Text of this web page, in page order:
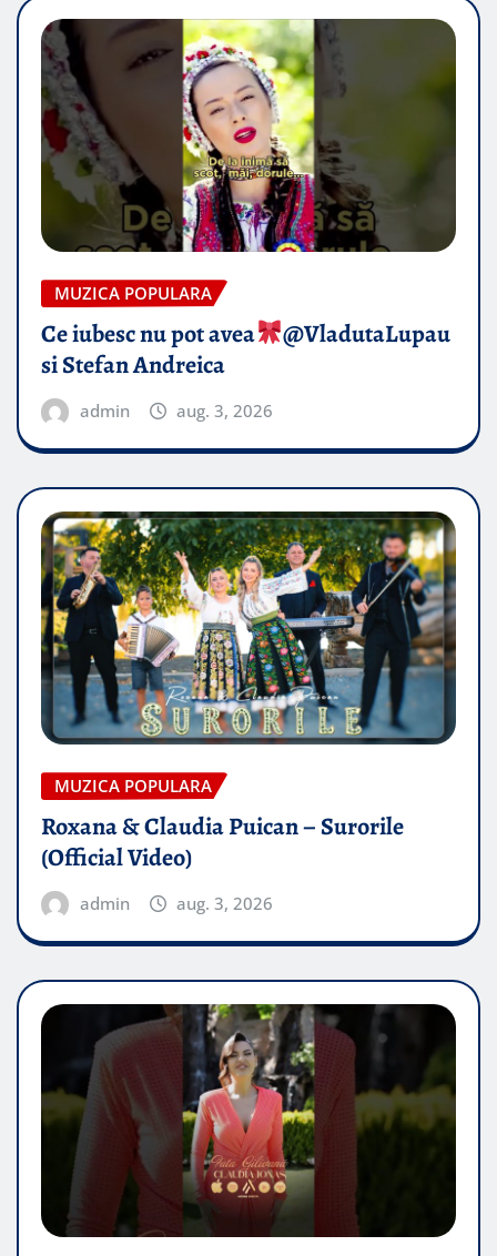
MUZICA POPULARA
Ce iubesc nu pot avea
​@VladutaLupau
si Stefan Andreica
admin aug. 3, 2026
MUZICA POPULARA
Roxana & Claudia Puican – Surorile
(Official Video)
admin aug. 3, 2026